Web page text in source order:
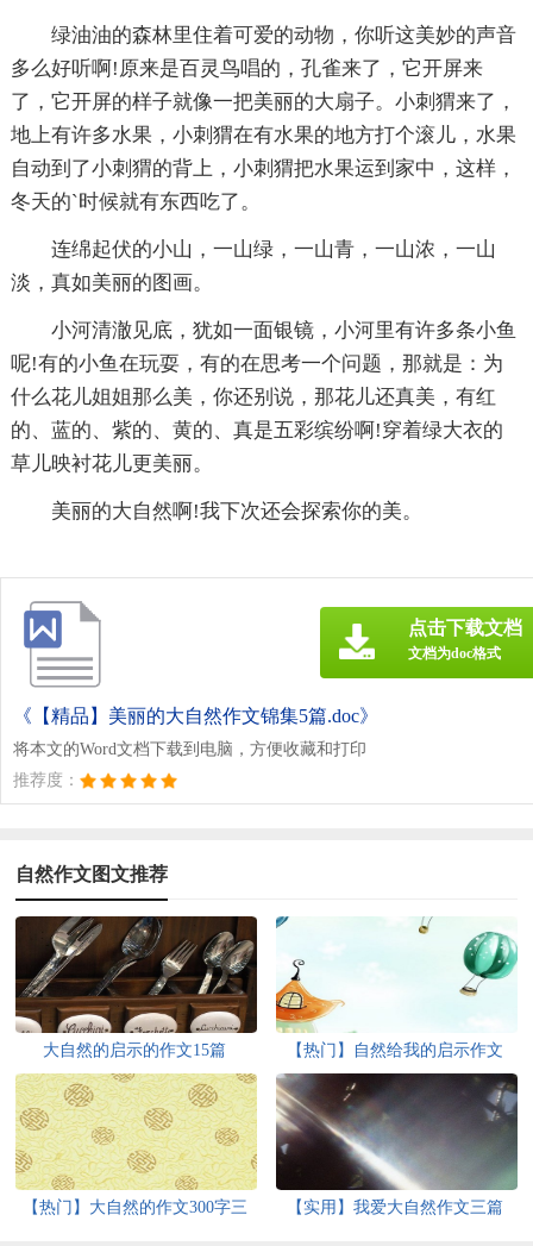
绿油油的森林里住着可爱的动物，你听这美妙的声音
多么好听啊!原来是百灵鸟唱的，孔雀来了，它开屏来
了，它开屏的样子就像一把美丽的大扇子。小刺猬来了，
地上有许多水果，小刺猬在有水果的地方打个滚儿，水果
自动到了小刺猬的背上，小刺猬把水果运到家中，这样，
冬天的`时候就有东西吃了。
连绵起伏的小山，一山绿，一山青，一山浓，一山
淡，真如美丽的图画。
小河清澈见底，犹如一面银镜，小河里有许多条小鱼
呢!有的小鱼在玩耍，有的在思考一个问题，那就是：为
什么花儿姐姐那么美，你还别说，那花儿还真美，有红
的、蓝的、紫的、黄的、真是五彩缤纷啊!穿着绿大衣的
草儿映衬花儿更美丽。
美丽的大自然啊!我下次还会探索你的美。
《【精品】美丽的大自然作文锦集5篇.doc》
将本文的Word文档下载到电脑，方便收藏和打印
推荐度：
点击下载文档
文档为doc格式
自然作文图文推荐
大自然的启示的作文15篇 【热门】自然给我的启示作文
【热门】大自然的作文300字三
【实用】我爱大自然作文三篇